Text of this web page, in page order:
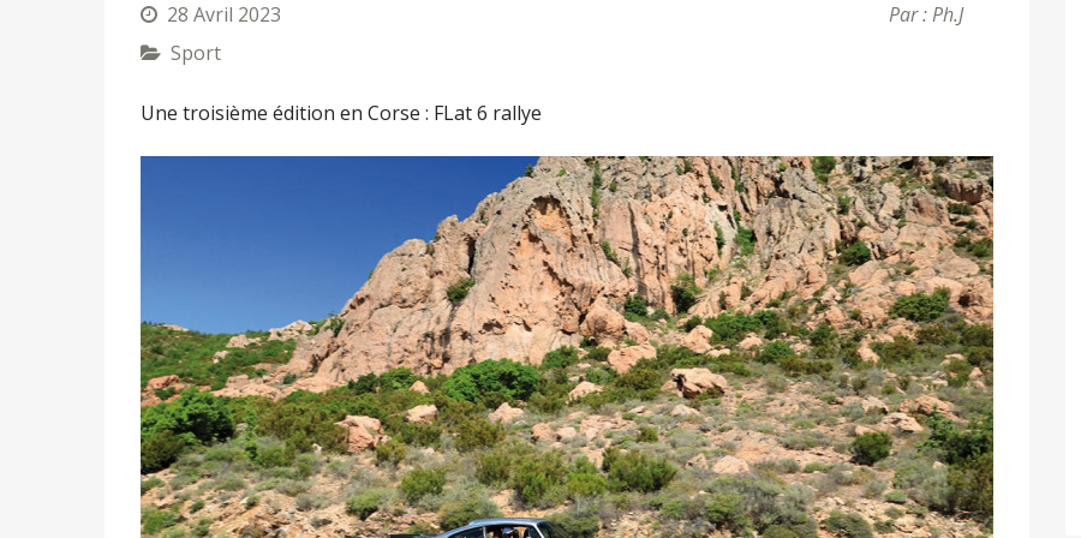
28 Avril 2023
Par : Ph.J
Sport
Une troisième édition en Corse : FLat 6 rallye